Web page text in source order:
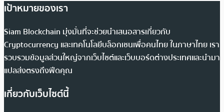
เป้าหมายของเรา
Siam Blockchain มุ่งมั่นที่จะช่วยนำเสนอสารเกี่ยวกับ
Cryptocurrency และเทคโนโลยีบล็อกเชนเพื่อคนไทย ในภาษาไทย เรา
รวบรวมข้อมูลส่วนใหญ่จากเว็บไซต์และเว็บบอร์ดต่างประเทศและนำมา
แปลส่งตรงถึงฟีดคุณ
เกี่ยวกับเว็บไซต์นี้